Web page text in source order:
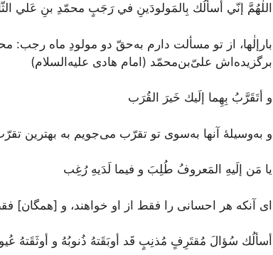
اللٰهُمَّ إنّي أسألُك بِالمَولودَينِ في رَجَبٍ محمّدِ بنِ عَلي
بارإلٰها، از تو مسألت دارم به‌حقّ دو مولودِ ماه رجب:
برگزیده‌اش علیّ‌بن‌محمّد (امام هادی علیه‌السلام)
و أتَقَرَّبُ بِهِما إلَيك خَيرَ القُرَب
و به‌وسیلۀ آنها به‌سوی تو تقرّب می‌جویم به بهترین
يا مَن إلَيهِ المَعروفُ طُلِبَ و فيما لَدَيهِ رُغِب
ای آنکه هر احسانی را فقط از او خواهند، و [همگان]
أسألُك سُؤالَ مُقتَرِفٍ مُذنِبٍ قَد أوبَقَتهُ ذُنوبُهُ و أوثَقَتهُ